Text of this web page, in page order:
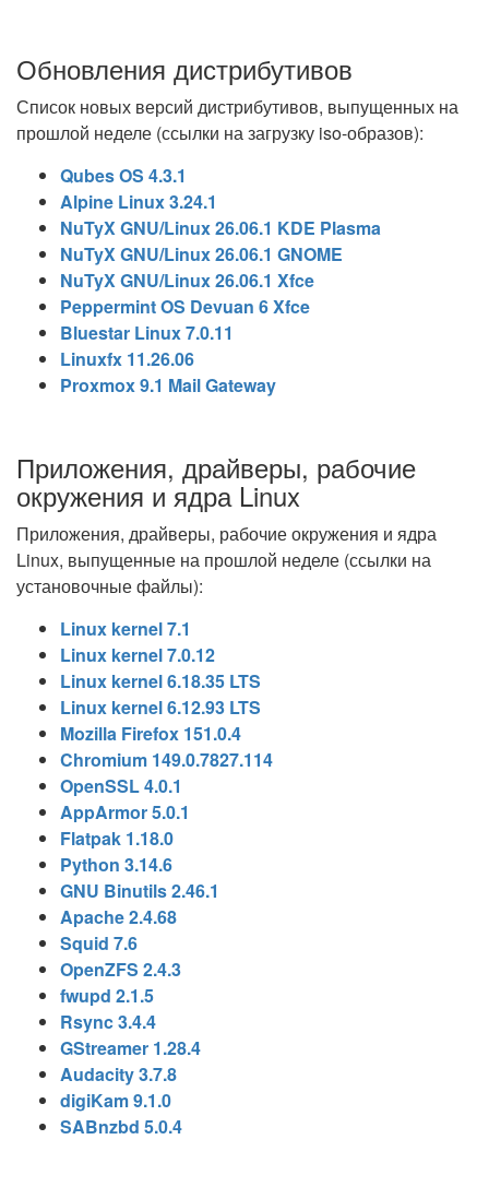
Обновления дистрибутивов
Список новых версий дистрибутивов, выпущенных на
прошлой неделе (ссылки на загрузку iso-образов):
Qubes OS 4.3.1
Alpine Linux 3.24.1
NuTyX GNU/Linux 26.06.1 KDE Plasma
NuTyX GNU/Linux 26.06.1 GNOME
NuTyX GNU/Linux 26.06.1 Xfce
Peppermint OS Devuan 6 Xfce
Bluestar Linux 7.0.11
Linuxfx 11.26.06
Proxmox 9.1 Mail Gateway
Приложения, драйверы, рабочие
окружения и ядра Linux
Приложения, драйверы, рабочие окружения и ядра
Linux, выпущенные на прошлой неделе (ссылки на
установочные файлы):
Linux kernel 7.1
Linux kernel 7.0.12
Linux kernel 6.18.35 LTS
Linux kernel 6.12.93 LTS
Mozilla Firefox 151.0.4
Chromium 149.0.7827.114
OpenSSL 4.0.1
AppArmor 5.0.1
Flatpak 1.18.0
Python 3.14.6
GNU Binutils 2.46.1
Apache 2.4.68
Squid 7.6
OpenZFS 2.4.3
fwupd 2.1.5
Rsync 3.4.4
GStreamer 1.28.4
Audacity 3.7.8
digiKam 9.1.0
SABnzbd 5.0.4